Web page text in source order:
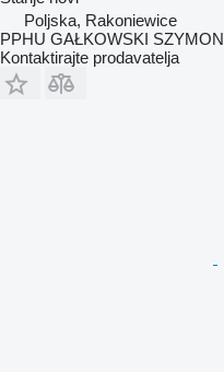
Poljska, Rakoniewice
PPHU GAŁKOWSKI SZYMON
Kontaktirajte prodavatelja